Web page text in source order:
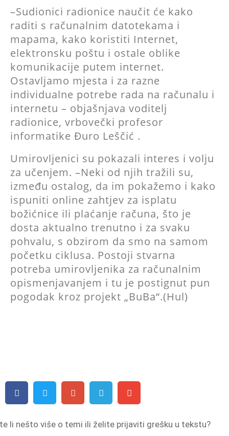
–Sudionici radionice naučit će kako
raditi s računalnim datotekama i
mapama, kako koristiti Internet,
elektronsku poštu i ostale oblike
komunikacije putem internet.
Ostavljamo mjesta i za razne
individualne potrebe rada na računalu i
internetu – objašnjava voditelj
radionice, vrbovečki profesor
informatike Đuro Leščić .
Umirovljenici su pokazali interes i volju
za učenjem. –Neki od njih tražili su,
između ostalog, da im pokažemo i kako
ispuniti online zahtjev za isplatu
božićnice ili plaćanje računa, što je
dosta aktualno trenutno i za svaku
pohvalu, s obzirom da smo na samom
početku ciklusa. Postoji stvarna
potreba umirovljenika za računalnim
opismenjavanjem i tu je postignut pun
pogodak kroz projekt „BuBa“.(Hul)
li nešto više o temi ili želite prijaviti grešku u tekstu?